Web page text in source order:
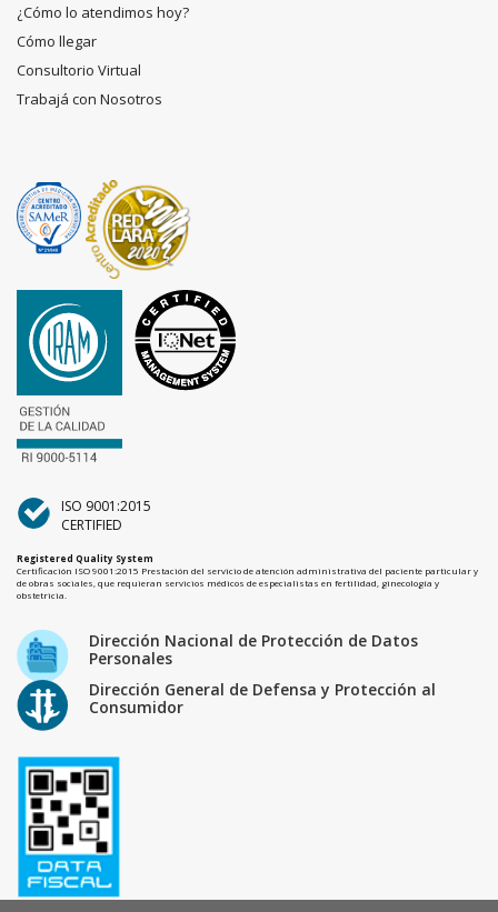
¿Cómo lo atendimos hoy?
Cómo llegar
Consultorio Virtual
Trabajá con Nosotros
ISO 9001:2015
CERTIFIED
Registered Quality System
Certificación ISO 9001:2015 Prestación del servicio de atención administrativa del paciente particular y
de obras sociales, que requieran servicios médicos de especialistas en fertilidad, ginecología y
obstetricia.
Dirección Nacional de Protección de Datos
Personales
Dirección General de Defensa y Protección al
Consumidor